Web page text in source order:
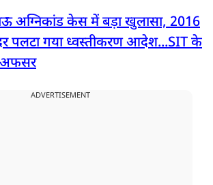
अग्निकांड केस में बड़ा खुलासा, 2016
पलटा गया ध्वस्तीकरण आदेश...SIT के
अफसर
ADVERTISEMENT